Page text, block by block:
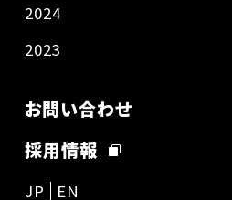
2024
2023
お問い合わせ
採用情報
JP EN